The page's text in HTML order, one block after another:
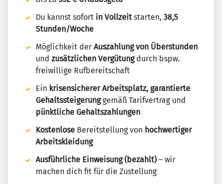
Du kannst sofort in Vollzeitstarten, 38,5
Stunden/Woche
Möglichkeit der Auszahlung von Überstunden
und zusätzlichen Vergütungdurch bspw.
freiwillige Rufbereitschaft
Ein krisensicherer Arbeitsplatz, garantierte
Gehaltssteigerunggemäß Tarifvertrag und
pünktliche Gehaltszahlungen
Kostenlose Bereitstellung von hochwertiger
Arbeitskleidung
Ausführliche Einweisung (bezahlt)– wir
machen dich fit für die Zustellung